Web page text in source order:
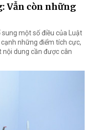
Vẫn còn những
một số điều của Luật
những điểm tích cực,
nội dung cần được cân